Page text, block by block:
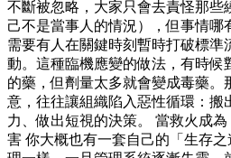
不斷被忽略，大家只會去責怪那些
己不是當事人的情況），但事情哪
需要有人在關鍵時刻暫時打破標準
動。這種臨機應變的做法，有時候
的藥，但劑量太多就會變成毒藥。
意，往往讓組織陷入惡性循環：搬
力、做出短視的決策。 當救火成
害 你大概也有一套自己的「生存